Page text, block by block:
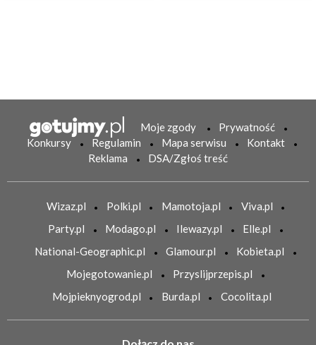
Moje zgody
Prywatność
Konkursy
Regulamin Mapa serwisu
Kontakt
Reklama
DSA/Zgłoś treść
Wizaz.pl Polki.pl Mamotoja.pl
Viva.pl
Party.pl
Modago.pl Ilewazy.pl
Elle.pl
National-Geographic.pl
Glamour.pl
Kobieta.pl
Mojegotowanie.pl
Przyslijprzepis.pl
Mojpieknyogrod.pl
Burda.pl Cocolita.pl